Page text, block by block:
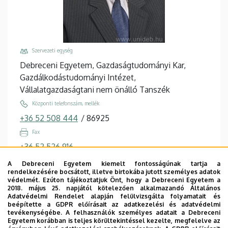
Szervezeti egység
Debreceni Egyetem, Gazdaságtudományi Kar,
Gazdálkodástudományi Intézet,
Vállalatgazdaságtani nem önálló Tanszék
Központi telefonszám, mellék
+36 52 508 444 / 86925
Fax
+36 52 526 916
posta.laszlo@econ.unideb.hu
Cím
4032 Debrecen, Böszörményi út 142.
Épület, emelet, ajtó
A Debreceni Egyetem kiemelt fontosságúnak tartja a
rendelkezésére bocsátott, illetve birtokába jutott személyes adatok
védelmét. Ezúton tájékoztatjuk Önt, hogy a Debreceni Egyetem a
2018. május 25. napjától kötelezően alkalmazandó Általános
Adatvédelmi Rendelet alapján felülvizsgálta folyamatait és
beépítette a GDPR előírásait az adatkezelési és adatvédelmi
tevékenységébe. A felhasználók személyes adatait a Debreceni
Egyetem korábban is teljes körültekintéssel kezelte, megfelelve az